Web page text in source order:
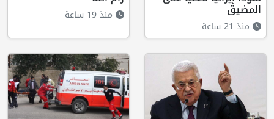
المضيق
منذ 21 ساعة
منذ 19 ساعة